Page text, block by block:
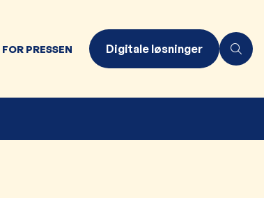
FOR PRESSEN Digitale løsninger